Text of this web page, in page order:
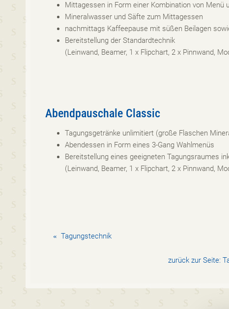
Mittagessen in Form einer Kombination von Menü
Mineralwasser und Säfte zum Mittagessen
nachmittags Kaffeepause mit süßen Beilagen
Bereitstellung der Standardtechnik
(Leinwand, Beamer, 1 x Flipchart, 2 x Pinnwand,
Abendpauschale Classic
Tagungsgetränke unlimitiert (große Flaschen
Abendessen in Form eines 3-Gang Wahlmenüs
Bereitstellung eines geeigneten Tagungsraumes
(Leinwand, Beamer, 1 x Flipchart, 2 x Pinnwand,
« Tagungstechnik
zurück zur Seite: